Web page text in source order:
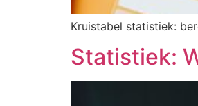
Kruistabel statistiek:
Statistiek: